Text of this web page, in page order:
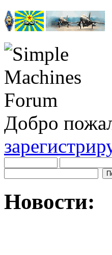
Добро
Новости: